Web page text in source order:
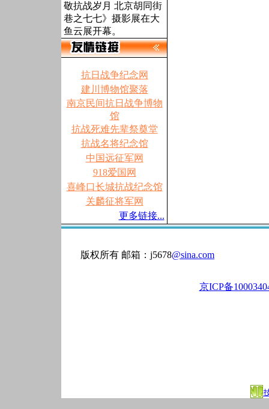
敬抗战岁月 北京胡同街
巷之七七》摄影展在大
鱼云展开幕。
抗日战争纪念网
建川博物馆聚落
南京民间抗日战争博物
馆
抗战死难先辈祭奠堂
抗战名将纪念馆
中国远征军网
918爱国网
喜峰口长城抗战纪念馆
关麟征将军网
更多链接...
版权所有 邮箱：j5678@sina.com
京ICP备